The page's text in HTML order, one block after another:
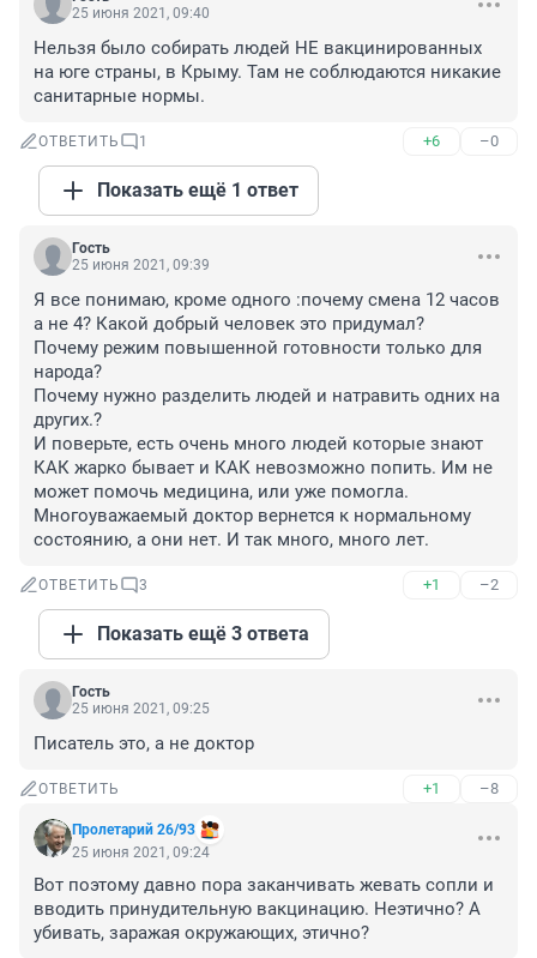
25 июня 2021, 09:40
Нельзя было собирать людей НЕ вакцинированных
на юге страны, в Крыму. Там не соблюдаются никакие
санитарные нормы.
ОТВЕТИТЬ 1 +6 –0
Показать ещё 1 ответ
Гость
25 июня 2021, 09:39
Я все понимаю, кроме одного :почему смена 12 часов
а не 4? Какой добрый человек это придумал?
Почему режим повышенной готовности только для
народа?
Почему нужно разделить людей и натравить одних на
других.?
И поверьте, есть очень много людей которые знают
КАК жарко бывает и КАК невозможно попить. Им не
может помочь медицина, или уже помогла.
Многоуважаемый доктор вернется к нормальному
состоянию, а они нет. И так много, много лет.
ОТВЕТИТЬ 3 +1 –2
Показать ещё 3 ответа
Гость
25 июня 2021, 09:25
Писатель это, а не доктор
ОТВЕТИТЬ +1 –8
Пролетарий 26/93
25 июня 2021, 09:24
Вот поэтому давно пора заканчивать жевать сопли и
вводить принудительную вакцинацию. Неэтично? А
убивать, заражая окружающих, этично?